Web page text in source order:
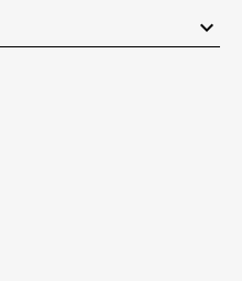
keyboard_arrow_down